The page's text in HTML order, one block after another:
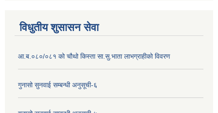
विधुतीय शुसासन सेवा
आ.ब.०८०/०८१ को चौथो किस्ता सा.सु.भाता लाभग्राहीको विवरण
गुनासो सुनवाई सम्बन्धी अनुसूची-६